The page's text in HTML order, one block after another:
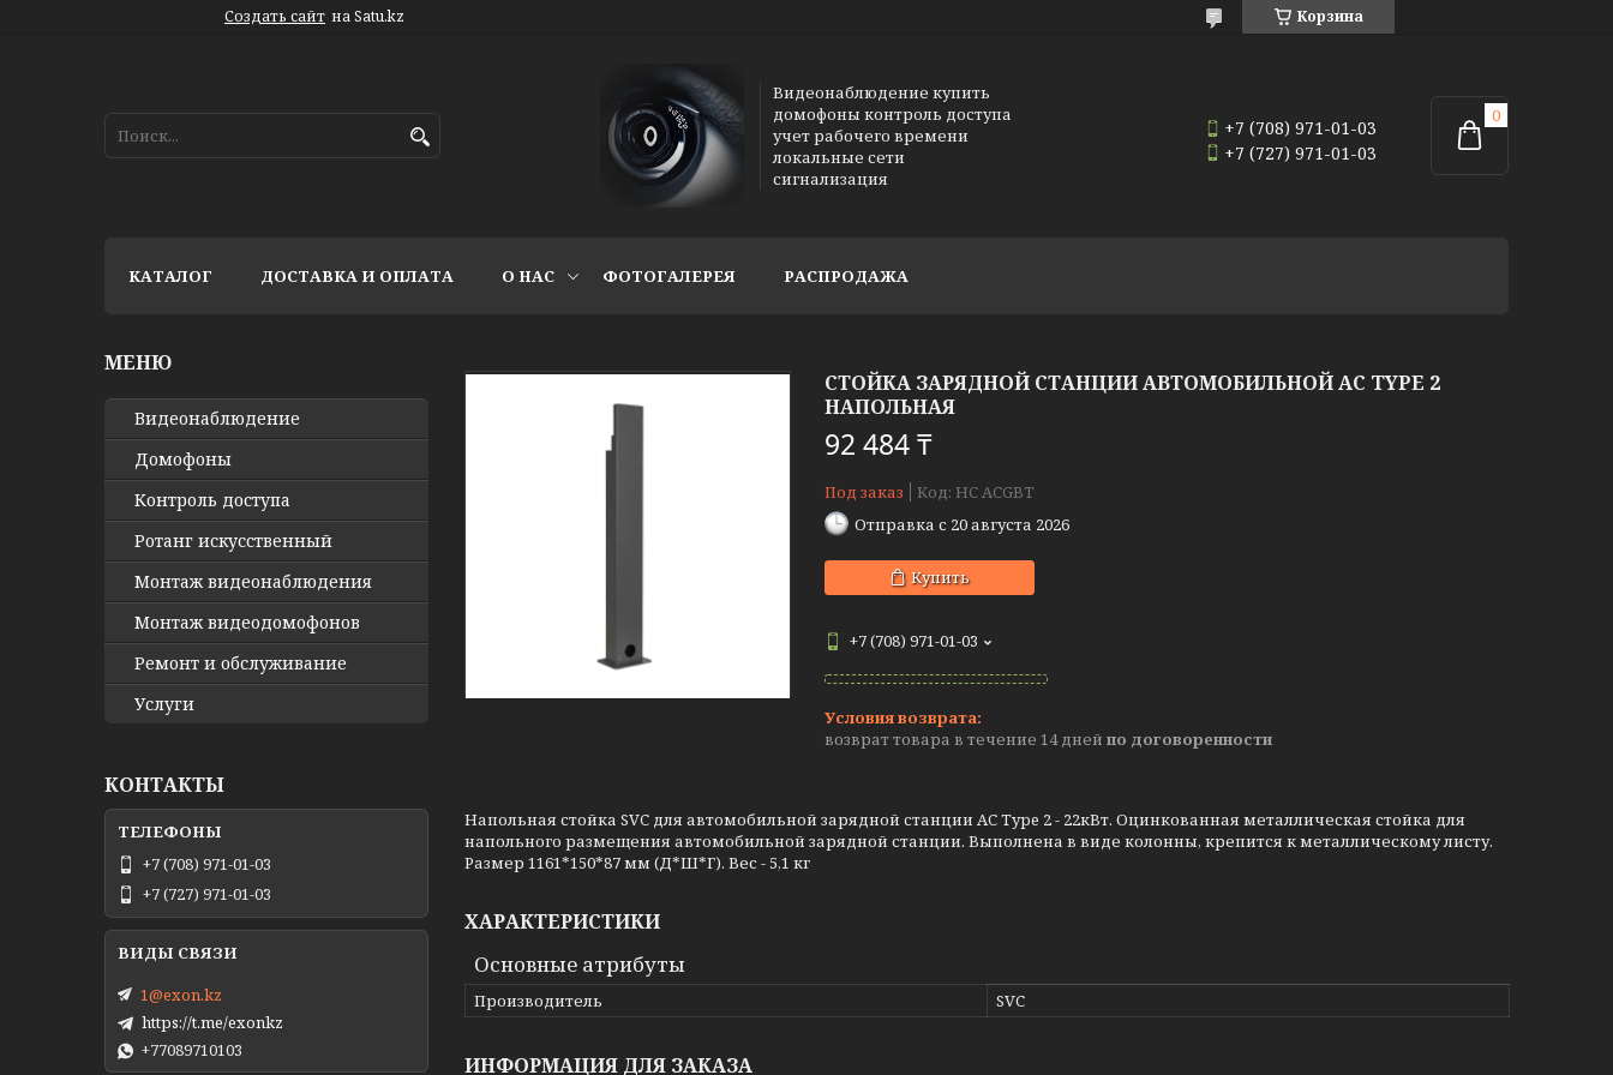
Создать сайт на Satu.kz Корзина
Видеонаблюдение купить
домофоны контроль доступа
учет рабочего времени
локальные сети
сигнализация
+7 (708) 971-01-03
+7 (727) 971-01-03
КАТАЛОГ ДОСТАВКА И ОПЛАТА О НАС ФОТОГАЛЕРЕЯ РАСПРОДАЖА
СТОЙКА ЗАРЯДНОЙ СТАНЦИИ АВТОМОБИЛЬНОЙ AC TYPE 2
НАПОЛЬНАЯ
92 484 ₸
Под заказ Код: НС ACGBT
Отправка с 20 августа 2026
Купить
+7 (708) 971-01-03
возврат товара в течение 14 дней по договоренности
Напольная стойка SVC для автомобильной зарядной станции AC Type 2 - 22кВт. Оцинкованная металлическая стойка для
напольного размещения автомобильной зарядной станции. Выполнена в виде колонны, крепится к металлическому листу.
Размер 1161*150*87 мм (Д*Ш*Г). Вес - 5,1 кг
ХАРАКТЕРИСТИКИ
Основные атрибуты
Производитель SVC
ИНФОРМАЦИЯ ДЛЯ ЗАКАЗА
Видео­наблюдение
Домофоны
Контроль доступа
Ротанг искусственный
Монтаж видеонаблюдения
Монтаж видеодомофонов
Ремонт и обслуживание
Услуги
КОНТАКТЫ
+7 (708) 971-01-03
+7 (727) 971-01-03
1@exon.kz
https://t.me/exonkz
+77089710103